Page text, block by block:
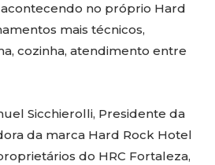
no próprio Hard
mais técnicos,
cozinha, atendimento entre
Sicchierolli, Presidente da
da marca Hard Rock Hotel
do HRC Fortaleza,